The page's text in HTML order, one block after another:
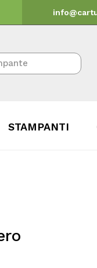
STAMPANTI